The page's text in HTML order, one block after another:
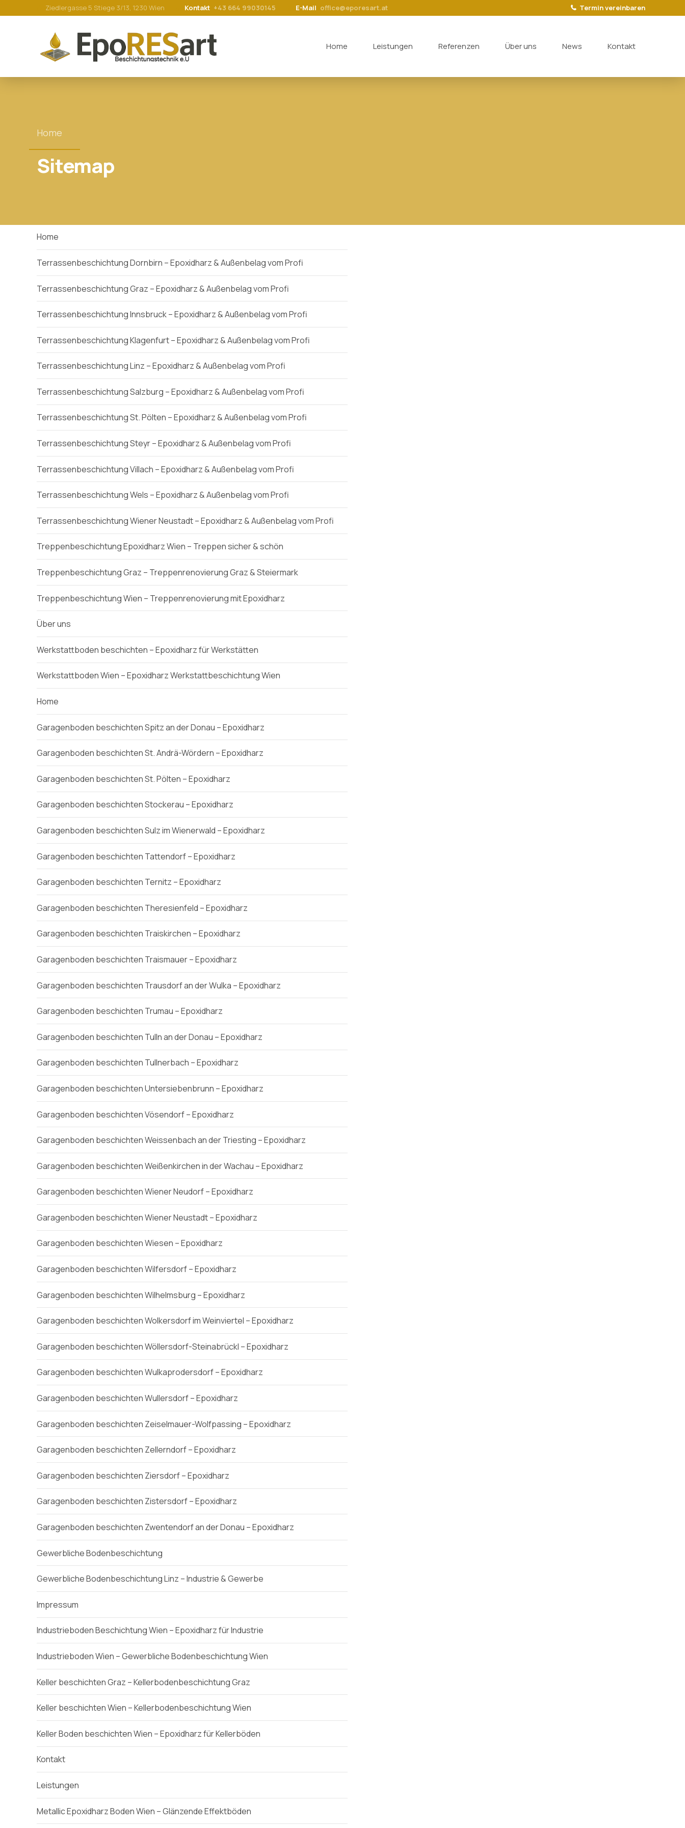
Ziedlergasse 5 Stiege 3/13, 1230 Wien Kontakt +43 664 99030145 E-Mail office@eporesart.at Termin vereinbaren
Home Leistungen Referenzen Über uns News Kontakt
Home
Sitemap
Home
Terrassenbeschichtung Dornbirn – Epoxidharz & Außenbelag vom Profi
Terrassenbeschichtung Graz – Epoxidharz & Außenbelag vom Profi
Terrassenbeschichtung Innsbruck – Epoxidharz & Außenbelag vom Profi
Terrassenbeschichtung Klagenfurt – Epoxidharz & Außenbelag vom Profi
Terrassenbeschichtung Linz – Epoxidharz & Außenbelag vom Profi
Terrassenbeschichtung Salzburg – Epoxidharz & Außenbelag vom Profi
Terrassenbeschichtung St. Pölten – Epoxidharz & Außenbelag vom Profi
Terrassenbeschichtung Steyr – Epoxidharz & Außenbelag vom Profi
Terrassenbeschichtung Villach – Epoxidharz & Außenbelag vom Profi
Terrassenbeschichtung Wels – Epoxidharz & Außenbelag vom Profi
Terrassenbeschichtung Wiener Neustadt – Epoxidharz & Außenbelag vom Profi
Treppenbeschichtung Epoxidharz Wien – Treppen sicher & schön
Treppenbeschichtung Graz – Treppenrenovierung Graz & Steiermark
Treppenbeschichtung Wien – Treppenrenovierung mit Epoxidharz
Über uns
Werkstattboden beschichten – Epoxidharz für Werkstätten
Werkstattboden Wien – Epoxidharz Werkstattbeschichtung Wien
Home
Garagenboden beschichten Spitz an der Donau – Epoxidharz
Garagenboden beschichten St. Andrä-Wördern – Epoxidharz
Garagenboden beschichten St. Pölten – Epoxidharz
Garagenboden beschichten Stockerau – Epoxidharz
Garagenboden beschichten Sulz im Wienerwald – Epoxidharz
Garagenboden beschichten Tattendorf – Epoxidharz
Garagenboden beschichten Ternitz – Epoxidharz
Garagenboden beschichten Theresienfeld – Epoxidharz
Garagenboden beschichten Traiskirchen – Epoxidharz
Garagenboden beschichten Traismauer – Epoxidharz
Garagenboden beschichten Trausdorf an der Wulka – Epoxidharz
Garagenboden beschichten Trumau – Epoxidharz
Garagenboden beschichten Tulln an der Donau – Epoxidharz
Garagenboden beschichten Tullnerbach – Epoxidharz
Garagenboden beschichten Untersiebenbrunn – Epoxidharz
Garagenboden beschichten Vösendorf – Epoxidharz
Garagenboden beschichten Weissenbach an der Triesting – Epoxidharz
Garagenboden beschichten Weißenkirchen in der Wachau – Epoxidharz
Garagenboden beschichten Wiener Neudorf – Epoxidharz
Garagenboden beschichten Wiener Neustadt – Epoxidharz
Garagenboden beschichten Wiesen – Epoxidharz
Garagenboden beschichten Wilfersdorf – Epoxidharz
Garagenboden beschichten Wilhelmsburg – Epoxidharz
Garagenboden beschichten Wolkersdorf im Weinviertel – Epoxidharz
Garagenboden beschichten Wöllersdorf-Steinabrückl – Epoxidharz
Garagenboden beschichten Wulkaprodersdorf – Epoxidharz
Garagenboden beschichten Wullersdorf – Epoxidharz
Garagenboden beschichten Zeiselmauer-Wolfpassing – Epoxidharz
Garagenboden beschichten Zellerndorf – Epoxidharz
Garagenboden beschichten Ziersdorf – Epoxidharz
Garagenboden beschichten Zistersdorf – Epoxidharz
Garagenboden beschichten Zwentendorf an der Donau – Epoxidharz
Gewerbliche Bodenbeschichtung
Gewerbliche Bodenbeschichtung Linz – Industrie & Gewerbe
Impressum
Industrieboden Beschichtung Wien – Epoxidharz für Industrie
Industrieboden Wien – Gewerbliche Bodenbeschichtung Wien
Keller beschichten Graz – Kellerbodenbeschichtung Graz
Keller beschichten Wien – Kellerbodenbeschichtung Wien
Keller Boden beschichten Wien – Epoxidharz für Kellerböden
Kontakt
Leistungen
Metallic Epoxidharz Boden Wien – Glänzende Effektböden